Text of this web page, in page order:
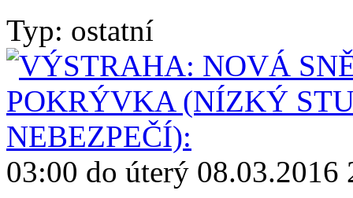
Typ: ostatní
03:00 do úterý 08.03.2016